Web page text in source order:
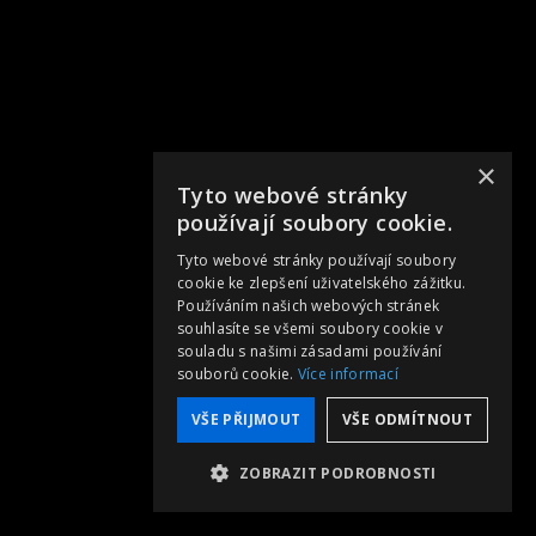
×
Tyto webové stránky
používají soubory cookie.
Tyto webové stránky používají soubory
cookie ke zlepšení uživatelského zážitku.
Používáním našich webových stránek
souhlasíte se všemi soubory cookie v
souladu s našimi zásadami používání
souborů cookie. Více informací
VŠE PŘIJMOUT VŠE ODMÍTNOUT
ZOBRAZIT PODROBNOSTI